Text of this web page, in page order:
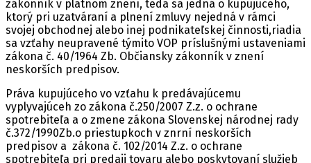
zákonník v platnom znení, teda sa jedná o kupujúceho,
ktorý pri uzatváraní a plnení zmluvy nejedná v rámci
svojej obchodnej alebo inej podnikateľskej činnosti,riadia
sa vzťahy neupravené týmito VOP príslušnými ustaveniami
zákona č. 40/1964 Zb. Občiansky zákonník v znení
neskorších predpisov.
Práva kupujúceho vo vzťahu k predávajúcemu
vyplyvajúceh zo zákona č.250/2007 Z.z. o ochrane
spotrebiteľa a o zmene zákona Slovenskej národnej rady
č.372/1990Zb.o priestupkoch v znrní neskorších
predpisov a zákona č. 102/2014 Z.z. o ochrane
spotrebiteľa pri predaji tovaru alebo poskytovaní služieb